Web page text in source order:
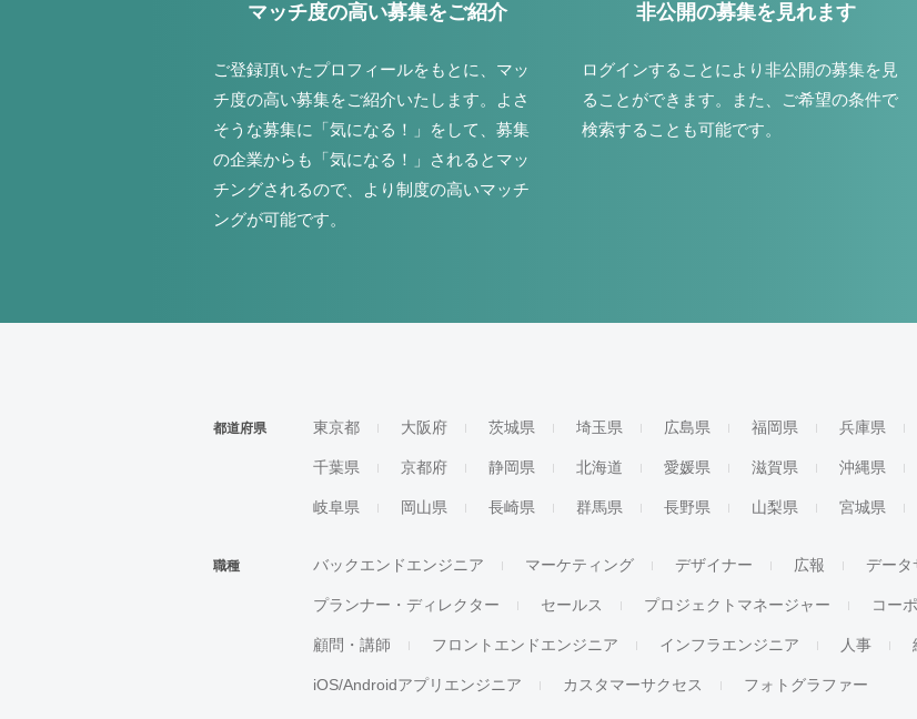
マッチ度の高い募集をご紹介
ご登録頂いたプロフィールをもとに、マッ
チ度の高い募集をご紹介いたします。よさ
そうな募集に「気になる！」をして、募集
の企業からも「気になる！」されるとマッ
チングされるので、より制度の高いマッチ
ングが可能です。
非公開の募集を見れます
ログインすることにより非公開の募集を見
ることができます。また、ご希望の条件で
検索することも可能です。
都道府県 東京都 大阪府 茨城県 埼玉県 広島県 福岡県 兵庫県
千葉県 京都府 静岡県 北海道 愛媛県 滋賀県 沖縄県
岐阜県 岡山県 長崎県 群馬県 長野県 山梨県 宮城県
職種 バックエンドエンジニア マーケティング デザイナー 広報 データ
プランナー・ディレクター セールス プロジェクトマネージャー コー
顧問・講師 フロントエンドエンジニア インフラエンジニア 人事
iOS/Androidアプリエンジニア カスタマーサクセス フォトグラファー